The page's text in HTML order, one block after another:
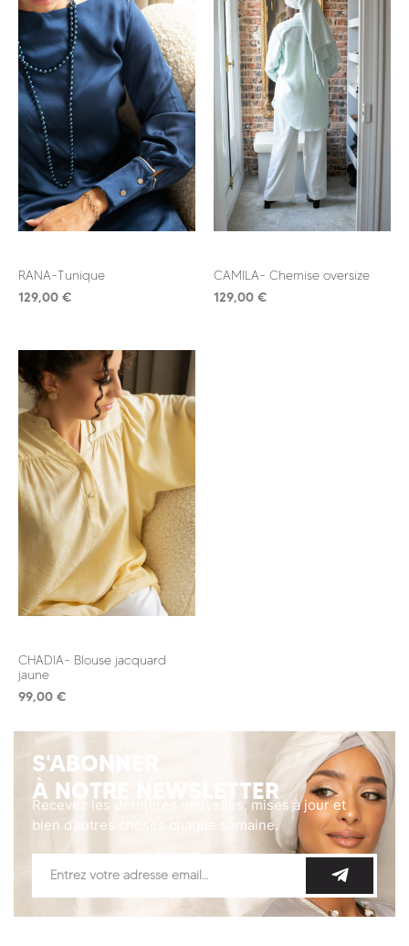
RANA-Tunique
129,00 €
CAMILA- Chemise oversize
129,00 €
CHADIA- Blouse jacquard
jaune
99,00 €
S'ABONNER
À NOTRE NEWSLETTER
Recevez les dernières nouvelles, mises à jour et
bien d’autres choses chaque semaine.